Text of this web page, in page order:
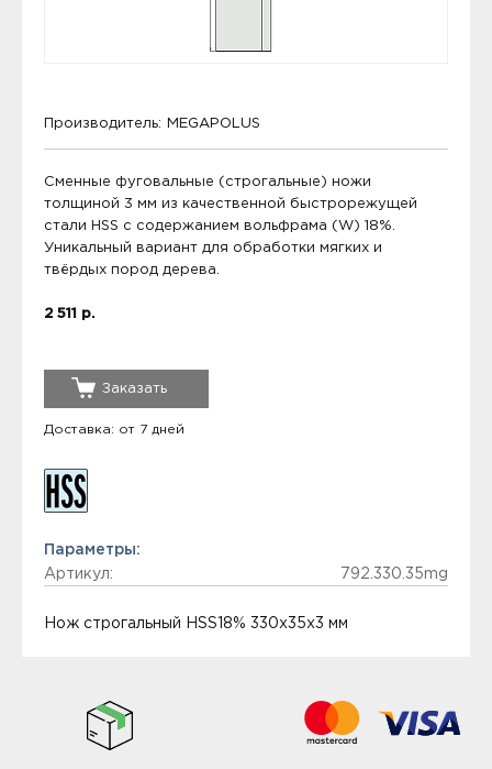
Производитель: MEGAPOLUS
Сменные фуговальные (строгальные) ножи
толщиной 3 мм из качественной быстрорежущей
стали HSS с содержанием вольфрама (W) 18%.
Уникальный вариант для обработки мягких и
твёрдых пород дерева.
2 511 р.
Заказать
Доставка: от 7 дней
Параметры:
Артикул:
792.330.35mg
Нож строгальный HSS18% 330x35x3 мм